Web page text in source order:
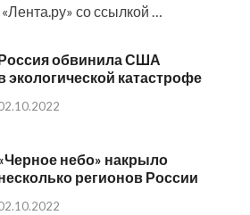
со ссылкой …
обвинила США
экологической катастрофе
небо» накрыло
регионов России